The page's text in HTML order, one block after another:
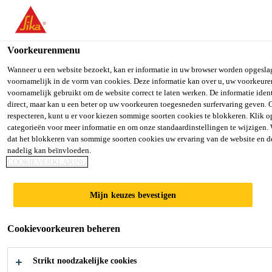
You are accessing "Sika Belgium", it seems you are accessing it
a dedicated website for your country.
TO SIKA USA
Sika Belgium
Sikadur-
Combiflex® CF
Adhesive Normal
2-componenten epoxyharslijm voor het
Voorkeurenmenu
Wanneer u een website bezoekt, kan er informatie in uw browser worden
voornamelijk in de vorm van cookies. Deze informatie kan over u, uw
voornamelijk gebruikt om de website correct te laten werken. De informatie
direct, maar kan u een beter op uw voorkeuren toegesneden surfervaring geven.
respecteren, kunt u er voor kiezen sommige soorten cookies te blokkeren. Klik
categorieën voor meer informatie en om onze standaardinstellingen te wijzigen.
dat het blokkeren van sommige soorten cookies uw ervaring van de website en
nadelig kan beïnvloeden.
COOKIEVERKLARING
Mijn keuzes bevestigen
Cookievoorkeuren beheren
Strikt noodzakelijke cookies